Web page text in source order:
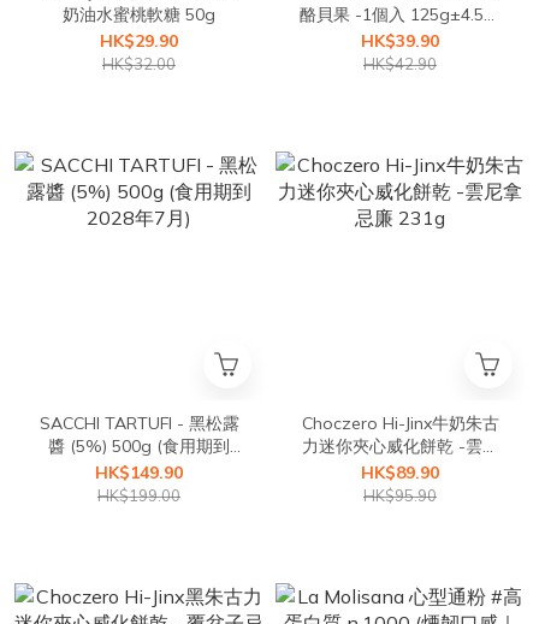
奶油水蜜桃軟糖 50g
HK$29.90
HK$32.00
酪貝果 -1個入 125g±4.5%
#加入大豆渣粉 (急凍 -18°C)
HK$39.90
HK$42.90
SACCHI TARTUFI - 黑松露
醬 (5%) 500g (食用期到
2028年7月)
HK$149.90
HK$199.00
Choczero Hi-Jinx牛奶朱古
力迷你夾心威化餅乾 -雲尼
拿忌廉 231g
HK$89.90
HK$95.90